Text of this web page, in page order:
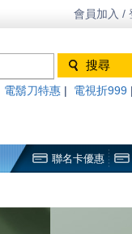
會員加入 /
電鬍刀特惠 電視折999
聯名卡優惠